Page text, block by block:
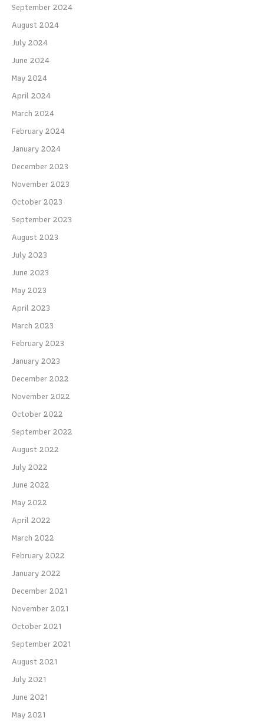
September 2024
August 2024
July 2024
June 2024
May 2024
April 2024
March 2024
February 2024
January 2024
December 2023
November 2023
October 2023
September 2023
August 2023
July 2023
June 2023
May 2023
April 2023
March 2023
February 2023
January 2023
December 2022
November 2022
October 2022
September 2022
August 2022
July 2022
June 2022
May 2022
April 2022
March 2022
February 2022
January 2022
December 2021
November 2021
October 2021
September 2021
August 2021
July 2021
June 2021
May 2021